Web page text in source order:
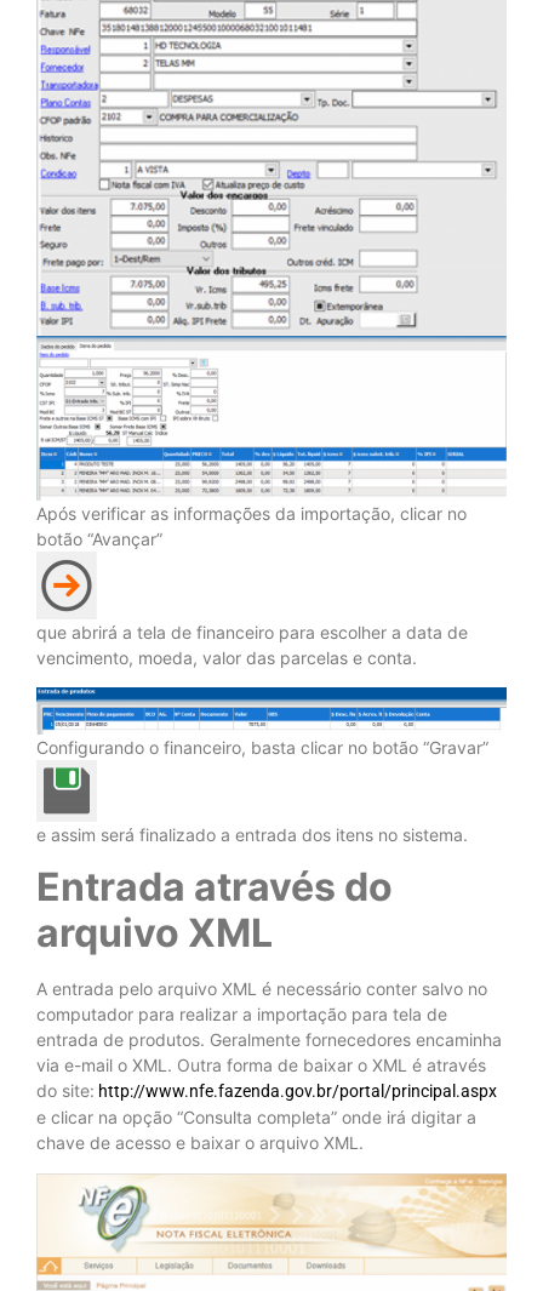
Após verificar as informações da importação, clicar no
botão “Avançar”
que abrirá a tela de financeiro para escolher a data de
vencimento, moeda, valor das parcelas e conta.
Configurando o financeiro, basta clicar no botão “Gravar”
e assim será finalizado a entrada dos itens no sistema.
Entrada através do
arquivo XML
A entrada pelo arquivo XML é necessário conter salvo no
computador para realizar a importação para tela de
entrada de produtos. Geralmente fornecedores encaminha
via e-mail o XML. Outra forma de baixar o XML é através
do site: http://www.nfe.fazenda.gov.br/portal/principal.aspx
e clicar na opção “Consulta completa” onde irá digitar a
chave de acesso e baixar o arquivo XML.